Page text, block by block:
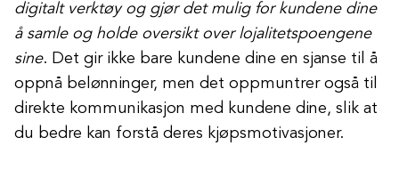
digitalt verktøy og gjør det mulig for kundene dine
å samle og holde oversikt over lojalitetspoengene
sine. Det gir ikke bare kundene dine en sjanse til å
oppnå belønninger, men det oppmuntrer også til
direkte kommunikasjon med kundene dine, slik at
du bedre kan forstå deres kjøpsmotivasjoner.